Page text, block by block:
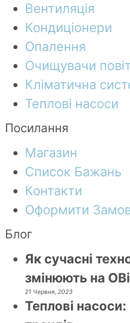
Вентиляція
Кондиціонери
Опалення
Очищувачи
Кліматична
Теплові насоси
Посилання
Магазин
Список Бажань
Контакти
Оформити
Блог
Як сучасні
змінюють на
21 Червня, 2023
Теплові